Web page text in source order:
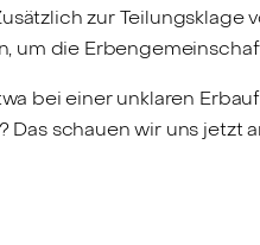
zur
um die
bei einer unklaren
schauen wir uns jetzt